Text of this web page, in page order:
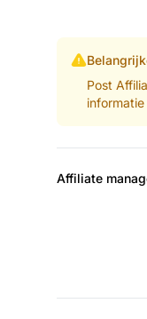
Post
Affiliate